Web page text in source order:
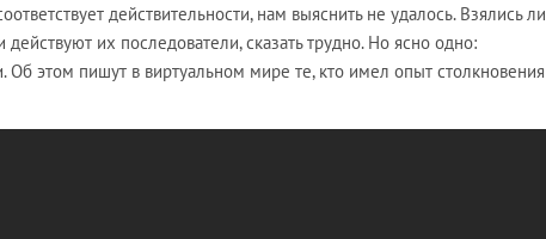
действительности, нам выяснить не удалось. Взялись ли
их последователи, сказать трудно. Но ясно одно:
этом пишут в виртуальном мире те, кто имел опыт столкновения